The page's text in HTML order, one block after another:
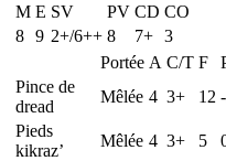
M E SV PV CD CO
8 9 2+/6++ 8 7+ 3
Portée A C/T F
Pince de
dread
Mêlée 4 3+ 12
Pieds
kikraz’
Mêlée 4 3+ 5